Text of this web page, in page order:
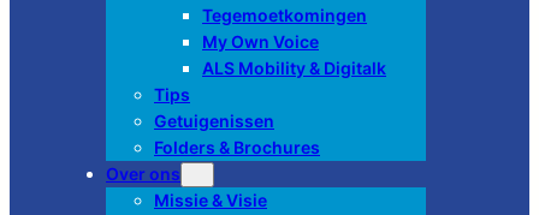
Tegemoetkomingen
My Own Voice
ALS Mobility & Digitalk
Tips
Getuigenissen
Folders & Brochures
Over ons
Missie & Visie